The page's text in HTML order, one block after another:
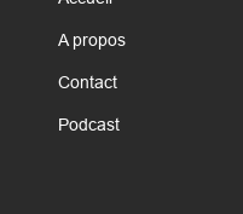
A propos
Contact
Podcast